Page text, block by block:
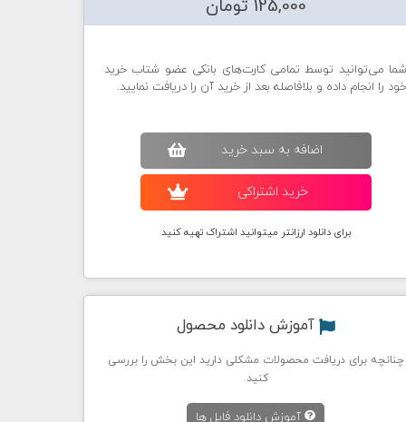
125,000 تومان
شما می‌توانید توسط تمامی کارت‌های بانکی عضو شتاب خرید
خود را انجام داده و بلافاصله بعد از خرید آن را دریافت نمایید.
اضافه به سبد خريد
خريد اشتراکی
برای دانلود ارزانتر میتوانید اشتراک تهیه کنید
آموزش دانلود محصول
چنانچه برای دریافت محصولات مشکلی دارید این بخش را بررسی
کنید.
آموزش دانلود فایل ها